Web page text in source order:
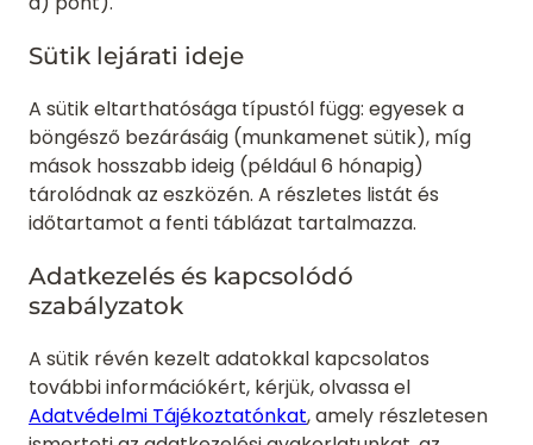
Sütik lejárati ideje
A sütik eltarthatósága típustól függ: egyesek a
böngésző bezárásáig (munkamenet sütik), míg
mások hosszabb ideig (például 6 hónapig)
tárolódnak az eszközén. A részletes listát és
időtartamot a fenti táblázat tartalmazza.
Adatkezelés és kapcsolódó
szabályzatok
A sütik révén kezelt adatokkal kapcsolatos
további információkért, kérjük, olvassa el
Adatvédelmi Tájékoztatónkat, amely részletesen